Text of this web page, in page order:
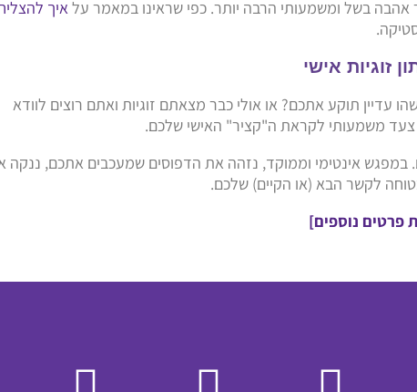
בשל ומשמעותי הרבה יותר. כפי שראינו במאמר עלאיך
זוגיות אישי
עדיין תוקע אתכם? או אולי כבר מצאתם זוגיות ואתם רוצים לוודא
משמעותי לקראת ה"קציר" האישי שלכם.
במפגש אינטימי וממוקד, נזהה את הדפוסים שמעכבים אתכם, ננקה
לקשר הבא (או הקיים) שלכם.
פרטים נוספים]